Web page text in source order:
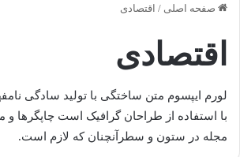
صفحه اصلی / اقتصادی
اقتصادی
لورم ایپسوم متن ساختگی با تولید سادگی
با استفاده از طراحان گرافیک است چاپگرها و
مجله در ستون و سطرآنچنان که لازم است.